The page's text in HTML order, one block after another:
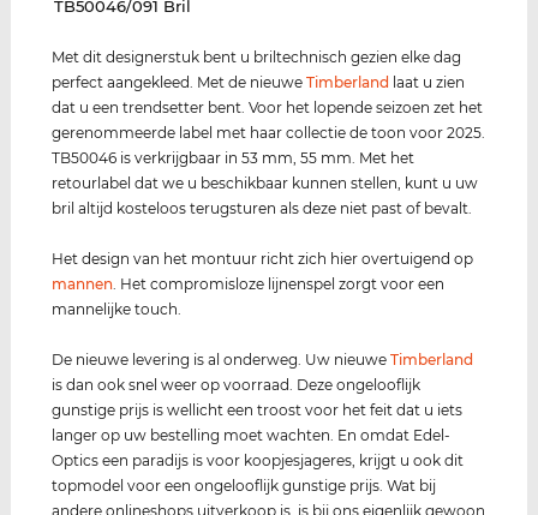
‌TB50046/091 Bril
Met dit designerstuk bent u briltechnisch gezien elke dag
perfect aangekleed. Met de nieuweTimberland laat u zien
dat u een trendsetter bent. Voor het lopende seizoen zet het
gerenommeerde label met haar collectie de toon voor 2025.
TB50046 is verkrijgbaar in 53 mm, 55 mm. Met het
retourlabel dat we u beschikbaar kunnen stellen, kunt u uw
bril altijd kosteloos terugsturen als deze niet past of bevalt.
Het design van het montuur richt zich hier overtuigend op
mannen . Het compromisloze lijnenspel zorgt voor een
mannelijke touch.
De nieuwe levering is al onderweg. Uw nieuweTimberland
is dan ook snel weer op voorraad. Deze ongelooflijk
gunstige prijs is wellicht een troost voor het feit dat u iets
langer op uw bestelling moet wachten. En omdat Edel-
Optics een paradijs is voor koopjesjageres, krijgt u ook dit
topmodel voor een ongelooflijk gunstige prijs. Wat bij
andere onlineshops uitverkoop is, is bij ons eigenlijk gewoon